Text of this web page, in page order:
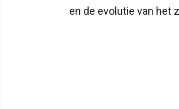
en de evolutie van het